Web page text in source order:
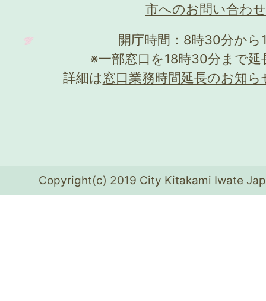
市へのお問い合わ
開庁時間：8時30分か
※一部窓口を18時30分まで
詳細は窓口業務時間延長のお知ら
Copyright(c) 2019 City Kitakami Iwate